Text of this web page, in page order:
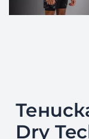
Dry